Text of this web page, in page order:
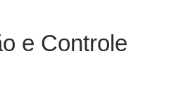
e Controle